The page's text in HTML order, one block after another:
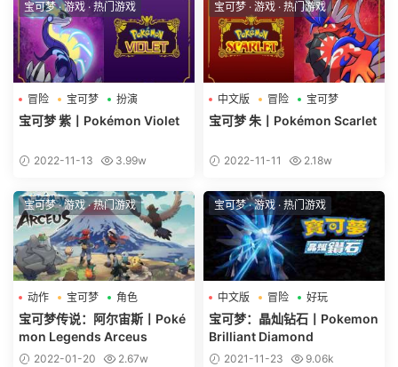
宝可梦·游戏 · 热门游戏
冒险 宝可梦 扮演
宝可梦 紫丨Pokémon Violet
2022-11-13 3.99w
宝可梦 · 游戏 · 热门游戏
中文版 冒险 宝可梦
宝可梦 朱丨Pokémon Scarlet
2022-11-11 2.18w
宝可梦·游戏·热门游戏
动作 宝可梦 角色
宝可梦传说：阿尔宙斯丨Poké
mon Legends Arceus
2022-01-20 2.67w
宝可梦·游戏 · 热门游戏
中文版 冒险 好玩
宝可梦：晶灿钻石丨Pokemon
Brilliant Diamond
2021-11-23 9.06k